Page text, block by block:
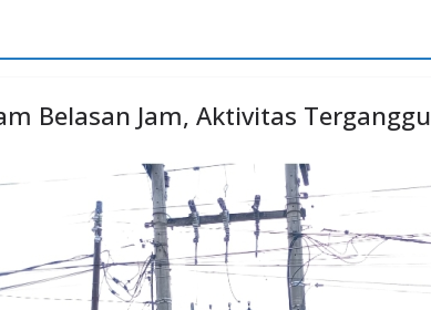
Belasan Jam, Aktivitas Terganggu